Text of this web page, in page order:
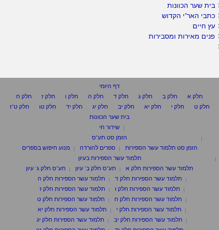
בית שער הכוונות
כתבי האר"י הקדוש
עץ חיים
פנים מאירות ומסבירות
דף היומי
חלק א
חלק ב חלק ג חלק ד חלק ה חלק ו חלק ז
חלק ח
חלק ט
חלק י חלק יא חלק יב חלק יג חלק יד חלק טו
חלק ט"ז
בית שער הכוונות
שידור חי
הזמן סט תע"ס
הזמן סט תלמוד עשר הספירות
ספרים להורדה
מנוע חיפוש בספרים
תלמוד עשר הספירות בעיון
תלמוד עשר הספירות חלק א
תע"ס חלק ב' עיון
תע"ס חלק ג' עיון
תלמוד עשר הספירות חלק ד
תלמוד עשר הספירות חלק ה
תלמוד עשר הספירות חלק ו
תלמוד עשר הספירות חלק ז
תלמוד עשר הספירות חלק ח
תלמוד עשר הספירות חלק ט
תלמוד עשר הספירות חלק י
תלמוד עשר הספירות חלק יא
תלמוד עשר הספירות חלק יב
תלמוד עשר הספירות חלק יג